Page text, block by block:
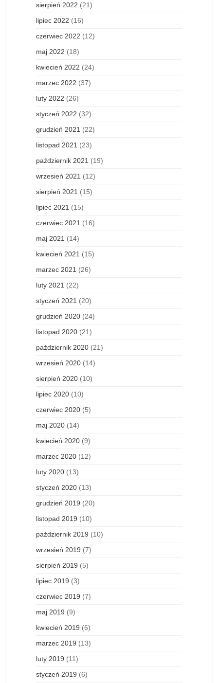
sierpień 2022 (21)
lipiec 2022 (16)
czerwiec 2022 (12)
maj 2022 (18)
kwiecień 2022 (24)
marzec 2022 (37)
luty 2022 (26)
styczeń 2022 (32)
grudzień 2021 (22)
listopad 2021 (23)
październik 2021 (19)
wrzesień 2021 (12)
sierpień 2021 (15)
lipiec 2021 (15)
czerwiec 2021 (16)
maj 2021 (14)
kwiecień 2021 (15)
marzec 2021 (26)
luty 2021 (22)
styczeń 2021 (20)
grudzień 2020 (24)
listopad 2020 (21)
październik 2020 (21)
wrzesień 2020 (14)
sierpień 2020 (10)
lipiec 2020 (10)
czerwiec 2020 (5)
maj 2020 (14)
kwiecień 2020 (9)
marzec 2020 (12)
luty 2020 (13)
styczeń 2020 (13)
grudzień 2019 (20)
listopad 2019 (10)
październik 2019 (10)
wrzesień 2019 (7)
sierpień 2019 (5)
lipiec 2019 (3)
czerwiec 2019 (7)
maj 2019 (9)
kwiecień 2019 (6)
marzec 2019 (13)
luty 2019 (11)
styczeń 2019 (6)